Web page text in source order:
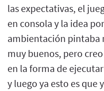
las expectativas, el
en consola y la idea
ambientación pintaba
muy buenos, pero
en la forma de
y luego ya esto es que